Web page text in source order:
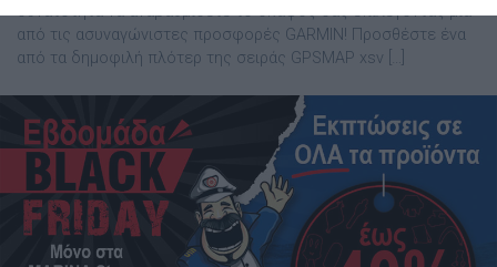
δυνατότητα να αναβαθμίσετε το σκάφος σας επιλέγοντας μία
από τις ασυναγώνιστες προσφορές GARMIN! Προσθέστε ένα
από τα δημοφιλή πλότερ της σειράς GPSMAP xsv […]